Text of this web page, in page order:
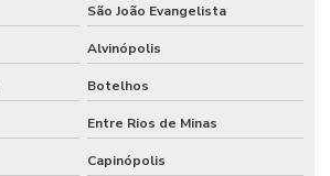
São João Evangelista
Alvinópolis
Botelhos
Entre Rios de Minas
Capinópolis